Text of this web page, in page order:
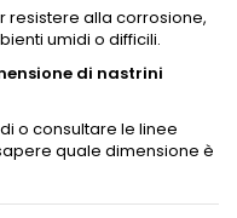
resistere alla corrosione,
umidi o difficili.
di nastrini
o consultare le linee
quale dimensione è